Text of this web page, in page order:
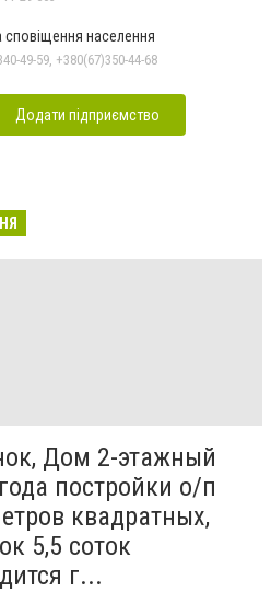
сповіщення населення
49-59, +380(67)350-44-68
Додати підприємство
Дом 2-этажный
постройки о/п
квадратных,
5,5 соток
г...